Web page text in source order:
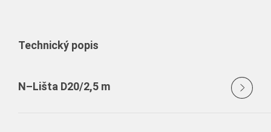
Technický popis
N–Lišta D20/2,5 m